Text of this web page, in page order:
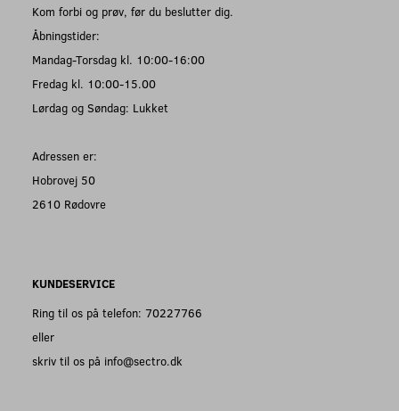
Kom forbi og prøv, før du beslutter dig.
Åbningstider:
Mandag-Torsdag kl. 10:00-16:00
Fredag kl. 10:00-15.00
Lørdag og Søndag: Lukket
Adressen er:
Hobrovej 50
2610 Rødovre
KUNDESERVICE
Ring til os på telefon: 70227766
eller
skriv til os på info@sectro.dk